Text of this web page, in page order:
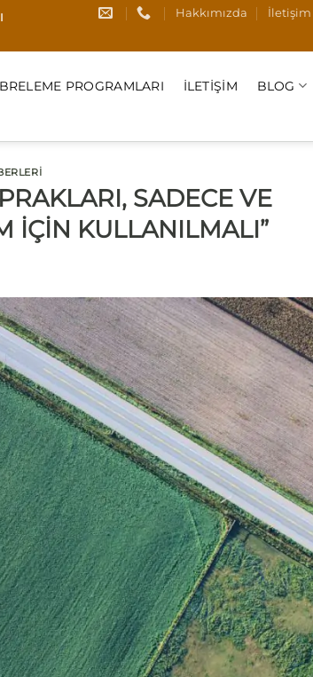
Hakkımızda İletişim
PROGRAMLARI İLETIŞIM BLOG
SADECE VE
İÇİN KULLANILMALI”